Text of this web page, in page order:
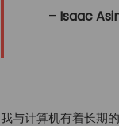
Isaac
我与计算机有着长期